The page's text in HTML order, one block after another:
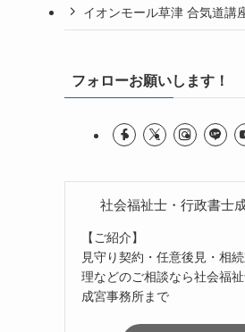
イオンモール草津 合気道講
フォローお願いします！
社会福祉士・行政書士
【ご紹介】
見守り契約・任意後見・相
理などのご相談なら社会福
成宮事務所まで